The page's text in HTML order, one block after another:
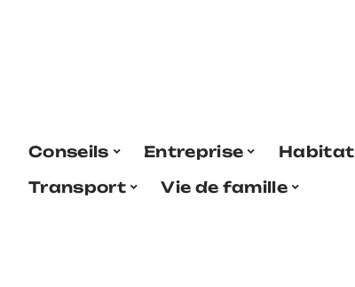
Conseils Entreprise Habitat
Transport
Vie de famille